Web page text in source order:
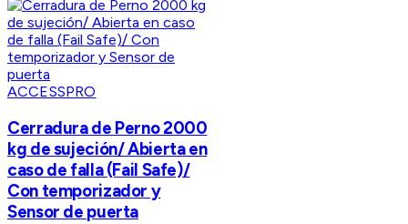
ACCESSPRO
Cerradura de Perno 2000
kg de sujeción/ Abierta en
caso de falla (Fail Safe)/
Con temporizador y
Sensor de puerta